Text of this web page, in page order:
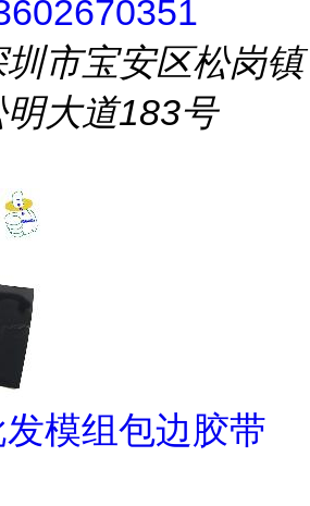
市宝安区松岗镇
大道183号
模组包边胶带